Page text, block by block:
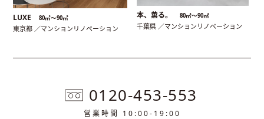
LUXE 80㎡〜90㎡
東京都 ／マンションリノベーション
本、薫る。 80㎡〜90㎡
千葉県 ／マンションリノベーション
0120-453-553
営業時間 10:00-19:00